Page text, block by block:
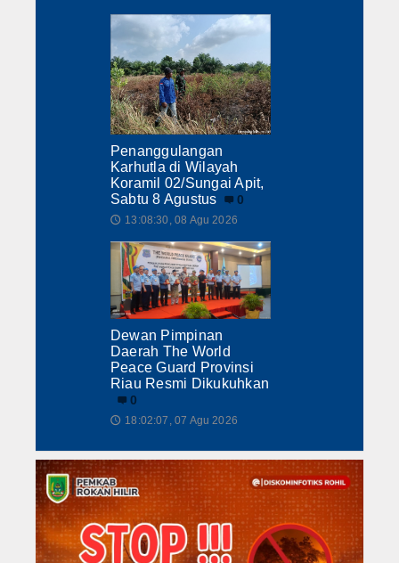
Penanggulangan
Karhutla di Wilayah
Koramil 02/Sungai Apit,
Sabtu 8 Agustus
0
🕔 13:08:30, 08 Agu 2026
Dewan Pimpinan
Daerah The World
Peace Guard Provinsi
Riau Resmi Dikukuhkan
0
🕔 18:02:07, 07 Agu 2026